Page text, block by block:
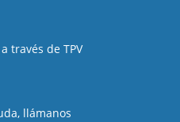
través de TPV
llámanos